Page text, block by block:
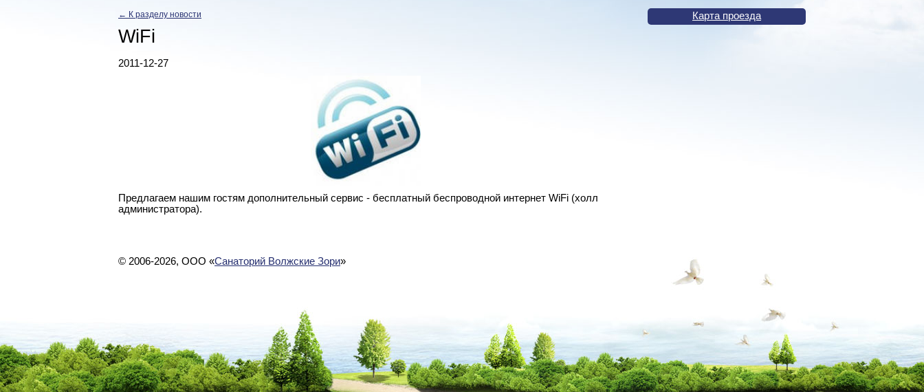
← К разделу новости
WiFi
2011-12-27
Предлагаем нашим гостям дополнительный сервис - бесплатный беспроводной интернет WiFi (холл
администратора).
Карта проезда
© 2006-2026, ООО «Санаторий Волжские Зори»